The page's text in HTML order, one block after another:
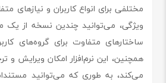
مختلفی برای انواع کاربران و نیازهای
ویژگی، می‌توانید چندین نسخه از یک
ساختارهای متفاوت برای گروه‌های
همچنین، این نرم‌افزار امکان ویرایش و
می‌کند، به طوری که می‌توانید